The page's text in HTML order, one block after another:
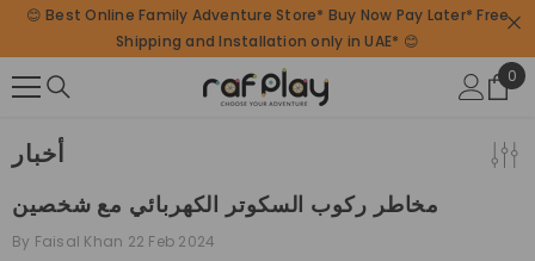
SKIP TO CONTENT
😊 Best Online Family Adventure Store* Buy Now Pay Later* Free
Shipping and Installation only in UAE* 😊
0
0
أخبار
مخاطر ركوب السكوتر الكهربائي مع شخصين
By Faisal Khan 22 Feb 2024